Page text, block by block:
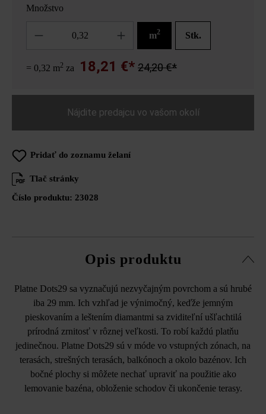
Množstvo
m2 Stk.
= 0,32 m2 za 18,21 €* 24,20 €*
Nájdite predajcu vo vašom okolí
Pridať do zoznamu želaní
Tlač stránky
Číslo produktu: 23028
Opis produktu
Platne Dots29 sa vyznačujú nezvyčajným povrchom a sú hrubé
iba 29 mm. Ich vzhľad je výnimočný, keďže jemným
pieskovaním a leštením diamantmi sa zviditeľní ušľachtilá
prírodná zrnitosť v rôznej veľkosti. To robí každú platňu
jedinečnou. Platne Dots29 sú v móde vo vstupných zónach, na
terasách, strešných terasách, balkónoch a okolo bazénov. Ich
bočné plochy si môžete nechať upraviť na použitie ako
lemovanie bazéna, obloženie schodov či ukončenie terasy.